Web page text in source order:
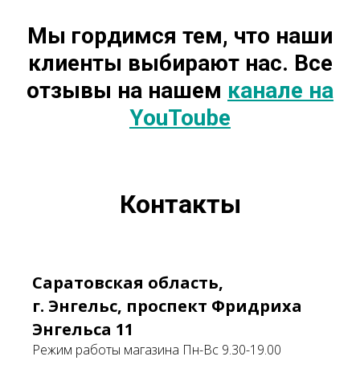
Мы гордимся тем, что наши
клиенты выбирают нас. Все
отзывы на нашем канале на
YouToube
Контакты
Саратовская область,
г. Энгельс, проспект Фридриха
Энгельса 11
Режим работы магазина Пн-Вс 9.30-19.00